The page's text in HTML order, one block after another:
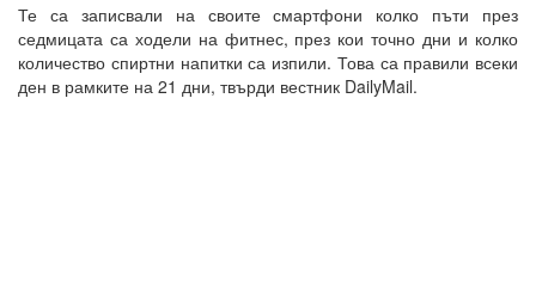
Те са записвали на своите смартфони колко пъти през
седмицата са ходели на фитнес, през кои точно дни и колко
количество спиртни напитки са изпили. Това са правили всеки
ден в рамките на 21 дни, твърди вестник DailyMail.